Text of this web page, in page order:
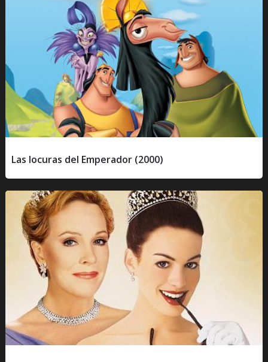
Las locuras del Emperador (2000)